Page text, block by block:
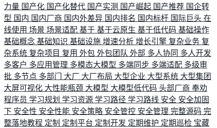
力量 国产化 国产化替代 国产实测 国产崛起 国产推荐 国企转
型 国内 国内厂商 国内外差异 国内排名 国内标杆 国际巨头 在
线使用 场景 场景适配 基于 基于云原生 基于低代码 基础操作
基础概念 基础知识 基础设施 增速分析 增长引擎 复杂业务 复
杂系统 复杂项目 复用 外包 外包团队 外部 多人协同 多人开发
多客户 多应用管理 多模态大模型 多端同步 多端适配 多级审
批 多节点 多部门 大厂 大厂布局 大型企业 大型系统 大型集团
大屏可视化 大性能瓶颈 大模型 大模型低代码 头部厂商 奉劝
程序员 学习规划 学习资源 学习路径 学习路线 安全 安全加固
下 安全性 安全性能 安全策略 安全管控 安全管理 完整源码 完
整落地教程 定制 定制平台 定制开发 定期维护 定期巡检 宝藏